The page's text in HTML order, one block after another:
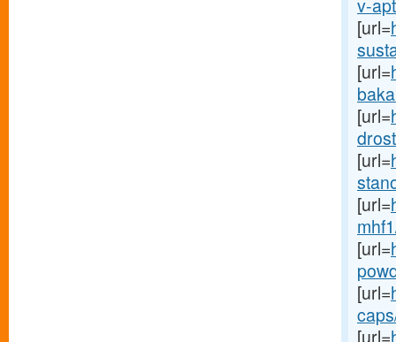
v-
[url=
[url=
[url=
[url=
[url=
[url=
[url=
[url=